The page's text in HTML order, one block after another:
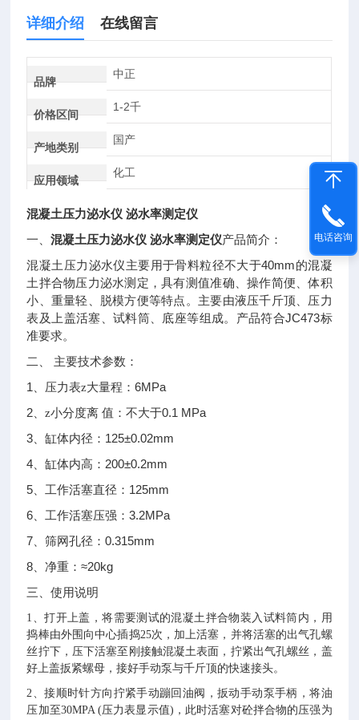
详细介绍 在线留言
品牌
中正
价格区间
1-2千
产地类别
国产
应用领域
化工
混凝土压力泌水仪 泌水率测定仪
一、混凝土压力泌水仪 泌水率测定仪产品简介：
混凝土压力泌水仪主要用于骨料粒径不大于40mm的混凝
土拌合物压力泌水测定，具有测值准确、操作简便、体积
小、重量轻、脱模方便等特点。主要由液压千斤顶、压力
表及上盖活塞、试料筒、底座等组成。产品符合JC473标
准要求。
二、
主要技术参数：
1 、压力表z大量程：6MPa
2 、z小分度离 值：不大于0.1 MPa
3 、缸体内径： 125±0.02mm
4 、缸体内高： 200±0.2mm
5 、工作活塞直径： 125mm
6 、工作活塞压强：3.2MPa
7 、筛网孔径：0.315mm
8 、净重：≈20kg
三、使用说明
1、打开上盖，将需要测试的混凝土拌合物装入试料筒内，用
捣棒由外围向中心插捣25次，加上活塞，并将活塞的出气孔螺
丝拧下，压下活塞至刚接触混凝土表面，拧紧出气孔螺丝，盖
好上盖扳紧螺母，接好手动泵与千斤顶的快速接头。
2、接顺时针方向拧紧手动蹦回油阀，扳动手动泵手柄，将油
压加至30MPA (压力表显示值)，此时活塞对砼拌合物的压强为
电话咨询